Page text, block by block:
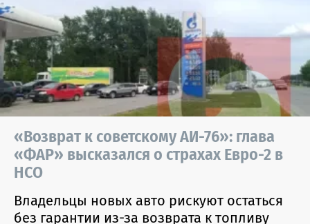
«Возврат к советскому АИ-76»: глава
«ФАР» высказался о страхах Евро-2 в
НСО
Владельцы новых авто рискуют остаться
без гарантии из-за возврата к топливу